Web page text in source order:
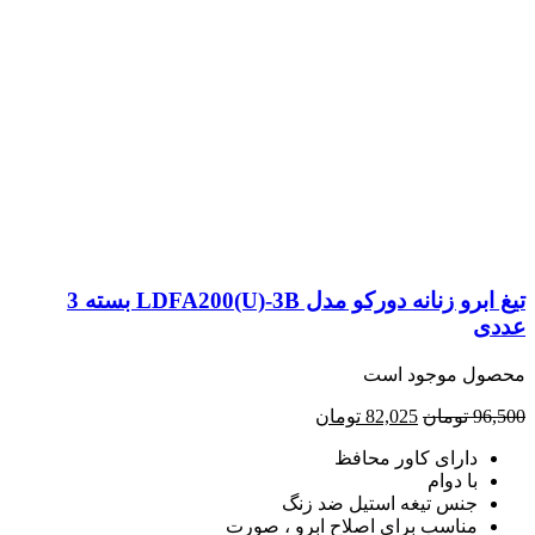
تیغ ابرو زنانه دورکو مدل LDFA200(U)-3B بسته 3
است
82,025 تومان
کاور محافظ
تیغه استیل ضد زنگ
برای اصلاح ابرو ، صورت